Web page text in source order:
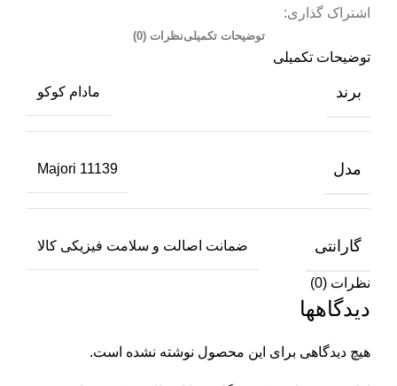
اشتراک گذاری:
توضیحات تکمیلینظرات (0)
توضیحات تکمیلی
برند مادام کوکو
مدل Majori 11139
گارانتی ضمانت اصالت و سلامت فیزیکی کالا
نظرات (0)
دیدگاهها
هیچ دیدگاهی برای این محصول نوشته نشده است.